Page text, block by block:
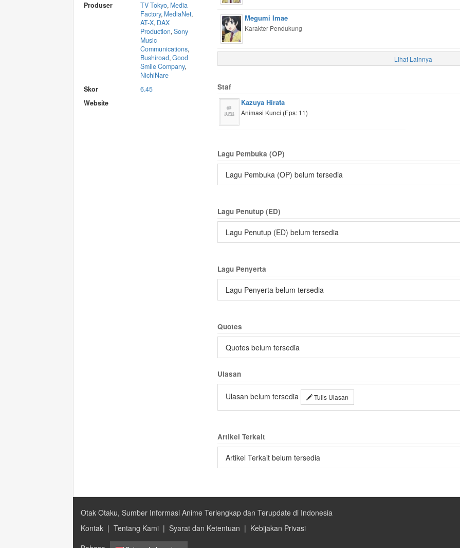
Produser
TV Tokyo, Media
Factory, MediaNet,
AT-X, DAX
Production,Sony
Music
Communications,
Bushiroad,Good
Smile Company,
NichiNare
Skor
6.45
Website
Megumi Imae
Karakter Pendukung
Lihat Lainnya
Staf
Kazuya Hirata
Animasi Kunci (Eps: 11)
Lagu Pembuka (OP)
Lagu Pembuka (OP) belum tersedia
Lagu Penutup (ED)
Lagu Penutup (ED) belum tersedia
Lagu Penyerta
Lagu Penyerta belum tersedia
Quotes
Quotes belum tersedia
Ulasan
Ulasan belum tersedia Tulis Ulasan
Artikel Terkait
Artikel Terkait belum tersedia
Otak Otaku, Sumber Informasi Anime Terlengkap dan Terupdate di Indonesia
Kontak | Tentang Kami | Syarat dan Ketentuan | Kebijakan Privasi